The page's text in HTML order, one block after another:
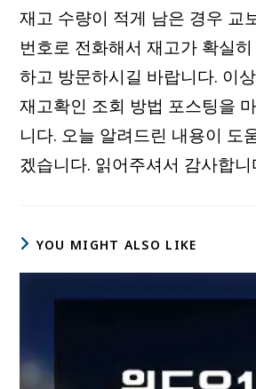
재고 수량이 적게 남은 경우 교
번호로 전화해서 재고가 확실
하고 방문하시길 바랍니다. 이
재고확인 조회 방법 포스팅을
니다. 오늘 알려드린 내용이 도
겠습니다. 읽어주셔서 감사합니
YOU MIGHT ALSO LIKE